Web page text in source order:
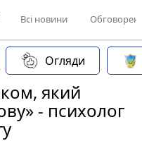
Всі новини
Огляди
який
- психолог